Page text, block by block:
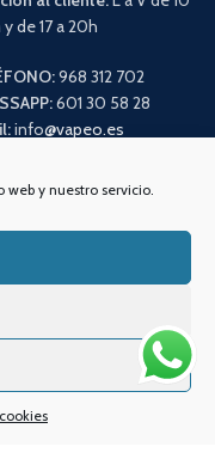
y nuestro servicio.
y de 17 a 20h
968 312 702
601 30 58 28
info@vapeo.es
de envío